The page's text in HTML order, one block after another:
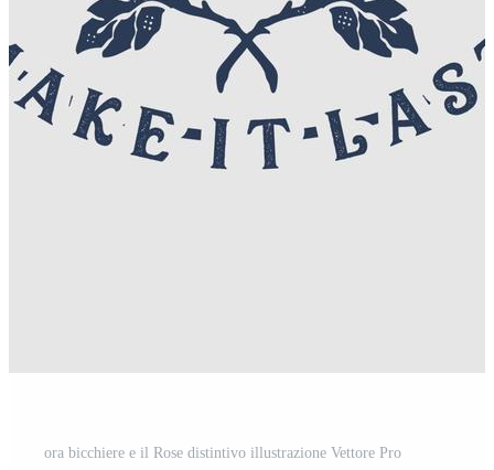
ora bicchiere e il Rose distintivo illustrazione Vettore Pro